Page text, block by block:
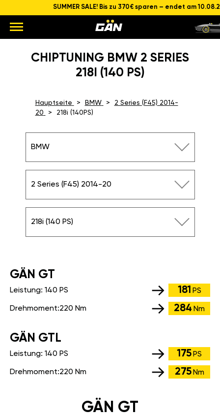
SUMMER SALE! Bis zu 370€ sparen – endet am
CHIPTUNING BMW 2 SERIES
218I (140 PS)
Hauptseite BMW
2 Series (F45) 2014-
20
218i (140PS)
BMW
2 Series (F45) 2014-20
218i (140 PS)
GÄN GT
Leistung: 140 PS 181 PS
Drehmoment:220 Nm 284 Nm
GÄN GTL
Leistung: 140 PS 175 PS
Drehmoment:220 Nm 275 Nm
GÄN GT